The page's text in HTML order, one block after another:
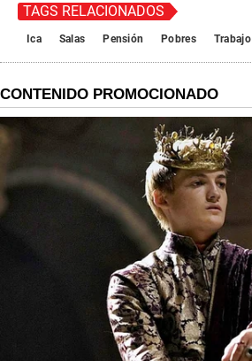
TAGS RELACIONADOS
Ica Salas Pensión Pobres Trabajo